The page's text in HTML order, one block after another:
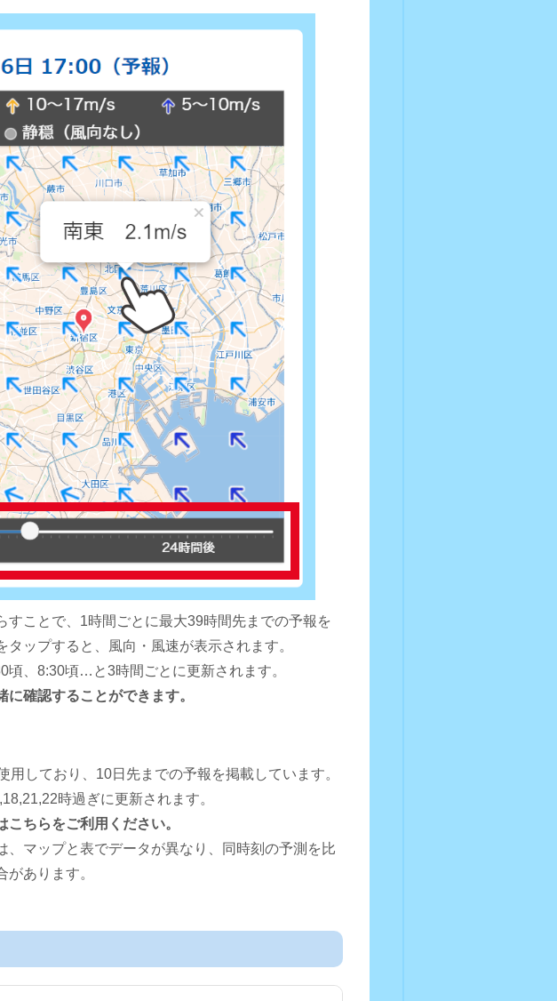
すことで、1時間ごとに最大39時間先までの予報を
ップすると、風向・風速が表示されます。
頃、8:30頃…と3時間ごとに更新されます。
確認することができます。
用しており、10日先までの予報を掲載しています。
時過ぎに更新されます。
ちらをご利用ください。
マップと表でデータが異なり、同時刻の予測を比
あります。